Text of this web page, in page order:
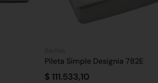
Pileta Simple Designia 782E
$ 111.533,10